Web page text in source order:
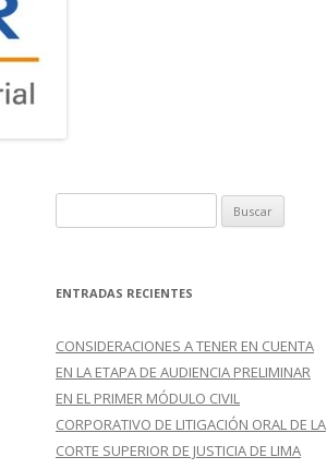
u
c
r
:
ENTRADAS RECIENTES
CONSIDERACIONES A TENER EN CUENTA
EN LA ETAPA DE AUDIENCIA PRELIMINAR
EN EL PRIMER MÓDULO CIVIL
CORPORATIVO DE LITIGACIÓN ORAL DE LA
CORTE SUPERIOR DE JUSTICIA DE LIMA